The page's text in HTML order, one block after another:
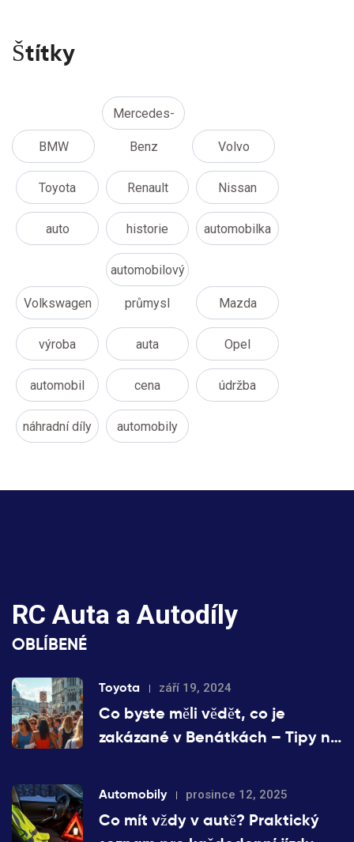
Štítky
BMW
Mercedes-
Benz Volvo
Toyota Renault Nissan
auto historie automobilka
Volkswagen
automobilový
průmysl Mazda
výroba auta Opel
automobil cena údržba
náhradní díly automobily
RC Auta a Autodíly
OBLÍBENÉ
Toyota září 19, 2024
Co byste měli vědět, co je
zakázané v Benátkách – Tipy na
Automobily prosince 12, 2025
Co mít vždy v autě? Praktický